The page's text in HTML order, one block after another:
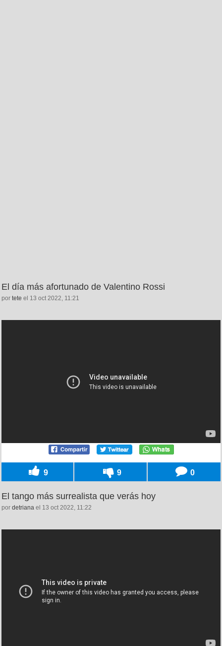
El día más afortunado de Valentino Rossi
por tete el 13 oct 2022, 11:21
9 9 0
El tango más surrealista que verás hoy
por detriana el 13 oct 2022, 11:22